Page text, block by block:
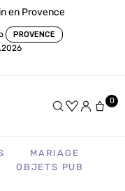
en Provence
PROVENCE
0
MARIAGE
OBJETS PUB